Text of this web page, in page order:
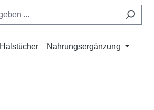
Halstücher Nahrungsergänzung